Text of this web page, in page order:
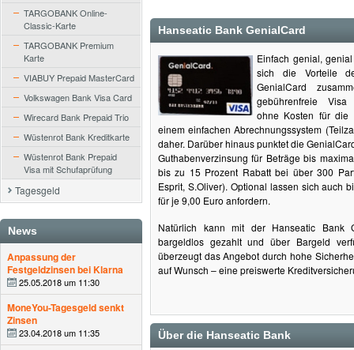
TARGOBANK Online-
Classic-Karte
TARGOBANK Premium
Karte
VIABUY Prepaid MasterCard
Volkswagen Bank Visa Card
Wirecard Bank Prepaid Trio
Wüstenrot Bank Kreditkarte
Wüstenrot Bank Prepaid
Visa mit Schufaprüfung
Tagesgeld
News
Anpassung der
Festgeldzinsen bei Klarna
25.05.2018 um 11:30
MoneYou-Tagesgeld senkt
Zinsen
23.04.2018 um 11:35
Hanseatic Bank GenialCard
Einfach genial,
sich die Vorteile
GenialCard
gebührenfreie Visa
ohne Kosten für die
einem einfachen Abrechnungssystem
daher. Darüber hinaus punktet die
Guthabenverzinsung für Beträge bis
bis zu 15 Prozent Rabatt bei über 300
Esprit, S.Oliver). Optional lassen sich auch
für je 9,00 Euro anfordern.
Natürlich kann mit der Hanseatic Bank
bargeldlos gezahlt und über Bargeld
überzeugt das Angebot durch hohe
auf Wunsch – eine preiswerte
Über die Hanseatic Bank